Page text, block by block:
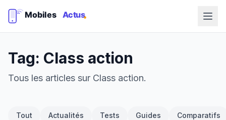
Tag: Class action
Tous les articles sur Class action.
Tout Actualités Tests Guides Comparatifs